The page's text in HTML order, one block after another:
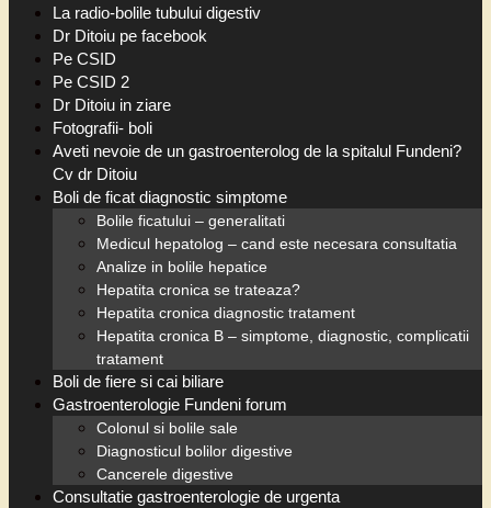
La radio-bolile tubului digestiv
Dr Ditoiu pe facebook
Pe CSID
Pe CSID 2
Dr Ditoiu in ziare
Fotografii- boli
Aveti nevoie de un gastroenterolog de la spitalul Fundeni?
Cv dr Ditoiu
Boli de ficat diagnostic simptome
Bolile ficatului – generalitati
Medicul hepatolog – cand este necesara consultatia
Analize in bolile hepatice
Hepatita cronica se trateaza?
Hepatita cronica diagnostic tratament
Hepatita cronica B – simptome, diagnostic, complicatii
tratament
Boli de fiere si cai biliare
Gastroenterologie Fundeni forum
Colonul si bolile sale
Diagnosticul bolilor digestive
Cancerele digestive
Consultatie gastroenterologie de urgenta